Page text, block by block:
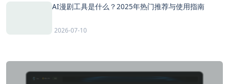
AI漫剧工具是什么？2025年热门推荐与使用指南
2026-07-10